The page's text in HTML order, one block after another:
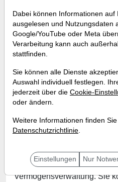
Warum ich mich
habe!
Wann:Dienstag, 17.
QualitInvest
Vermögensverwaltung. Sie
Dabei können Informationen
ausgelesen und Nutzungsdaten
Google/YouTube oder Meta
Verarbeitung kann auch
stattfinden.
Sie können alle Dienste
Auswahl individuell festlegen.
jederzeit über die Cookie-
oder ändern.
Weitere Informationen finden
Datenschutzrichtlinie.
Einstellungen Nur